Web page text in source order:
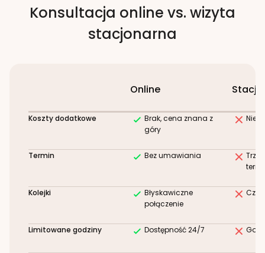
Konsultacja online vs. wizyta
stacjonarna
Online
Koszty dodatkowe
Brak, cena znana z
góry
Termin Bez umawiania
Kolejki
Błyskawiczne
połączenie
Limitowane godziny Dostępność 24/7